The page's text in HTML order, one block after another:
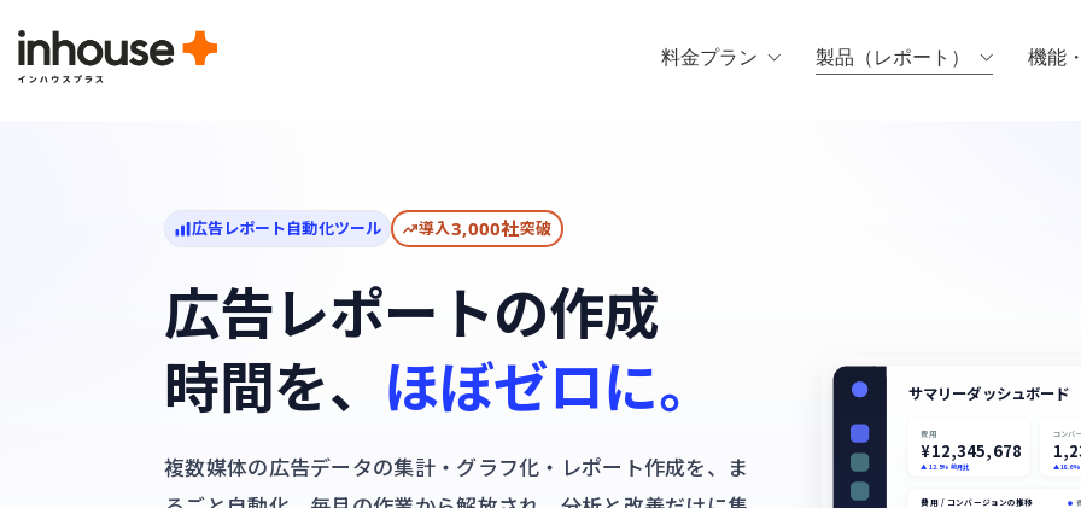
料金プラン 製品（レポート） 機能
広告レポート自動化ツール 導入3,000社突破
広告レポートの作成
時間を、 ほぼゼロに。
複数媒体の広告データの集計・グラフ化・レポート作成を、ま
サマリーダッシュボード
費用 コンバ
¥12,345,678
▲ 12.5% 前月比 ▲ 18.6%
費用 / コンバージョンの推移